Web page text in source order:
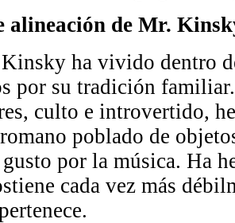
alineación de Mr.
ha vivido dentro
por su tradición
culto e introvertido,
poblado de
por la música. Ha
cada vez más